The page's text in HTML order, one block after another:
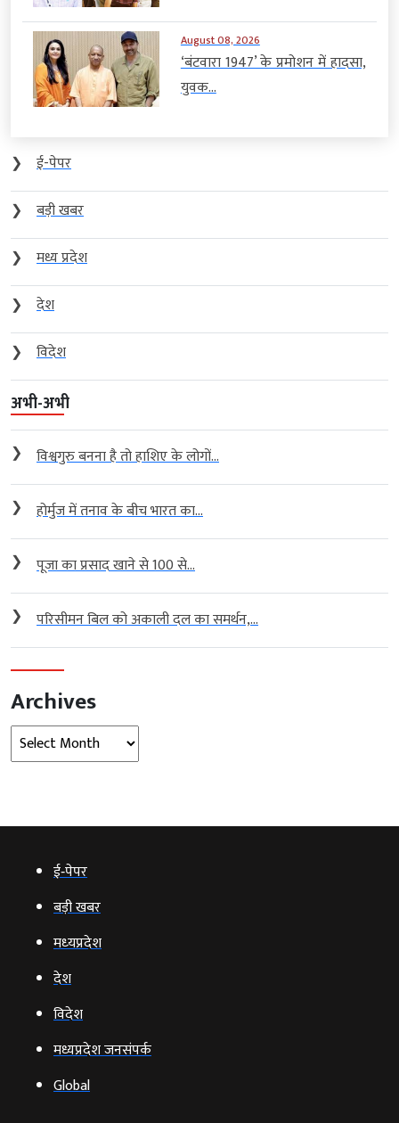
August 08, 2026
‘बंटवारा 1947’ के प्रमोशन में हादसा,
युवक...
❯
ई-पेपर
❯
बड़ी खबर
❯
मध्य प्रदेश
❯
देश
❯
विदेश
अभी-अभी
❯ विश्वगुरु बनना है तो हाशिए के लोगों...
❯ होर्मुज में तनाव के बीच भारत का...
❯ पूजा का प्रसाद खाने से 100 से...
❯ परिसीमन बिल को अकाली दल का समर्थन,...
Archives
Archives
ई‑पेपर
बड़ी खबर
मध्‍यप्रदेश
देश
विदेश
मध्यप्रदेश जनसंपर्क
Global